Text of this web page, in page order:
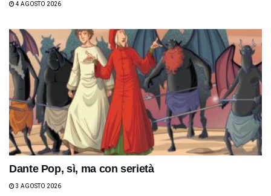
4 AGOSTO 2026
Dante Pop, sì, ma con serietà
3 AGOSTO 2026